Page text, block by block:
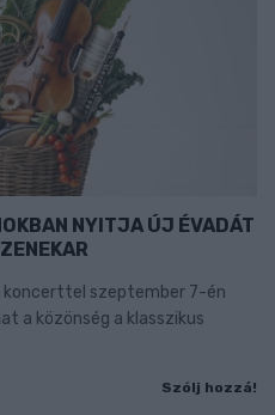
NYITJA ÚJ ÉVADÁT
koncerttel szeptember 7-én
a közönség a klasszikus
Szólj hozzá!